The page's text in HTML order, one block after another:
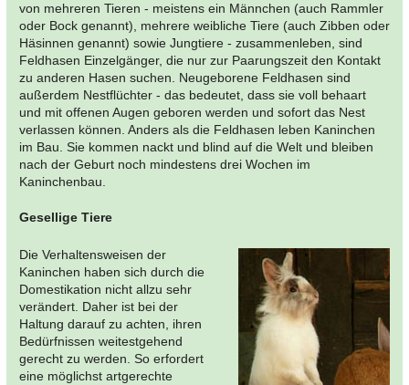
von mehreren Tieren - meistens ein Männchen (auch Rammler
oder Bock genannt), mehrere weibliche Tiere (auch Zibben oder
Häsinnen genannt) sowie Jungtiere - zusammenleben, sind
Feldhasen Einzelgänger, die nur zur Paarungszeit den Kontakt
zu anderen Hasen suchen. Neugeborene Feldhasen sind
außerdem Nestflüchter - das bedeutet, dass sie voll behaart
und mit offenen Augen geboren werden und sofort das Nest
verlassen können. Anders als die Feldhasen leben Kaninchen
im Bau. Sie kommen nackt und blind auf die Welt und bleiben
nach der Geburt noch mindestens drei Wochen im
Kaninchenbau.
Gesellige Tiere
Die Verhaltensweisen der
Kaninchen haben sich durch die
Domestikation nicht allzu sehr
verändert. Daher ist bei der
Haltung darauf zu achten, ihren
Bedürfnissen weitestgehend
gerecht zu werden. So erfordert
eine möglichst artgerechte